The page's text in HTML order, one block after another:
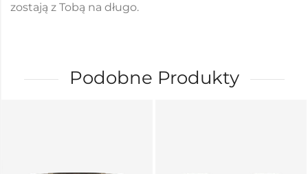
zostają z Tobą na długo.
Podobne Produkty